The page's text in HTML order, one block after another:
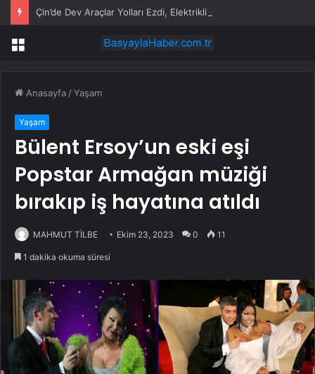
Menü
Anasayfa /Yaşam
Yaşam
Bülent Ersoy’un eski eşi
Popstar Armağan müziği
bırakıp iş hayatına atıldı
MAHMUT TİLBE Ekim 23, 2023 0 11
1 dakika okuma süresi